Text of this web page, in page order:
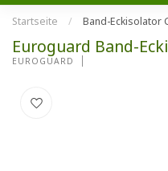
Startseite / Band-Eckisolator
Euroguard Band-
EUROGUARD